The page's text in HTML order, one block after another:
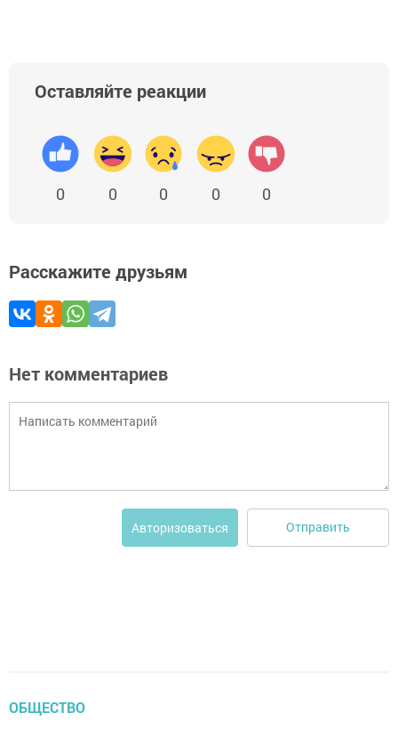
Оставляйте реакции
0 0 0 0 0
Расскажите друзьям
Нет комментариев
Авторизоваться Отправить
ОБЩЕСТВО